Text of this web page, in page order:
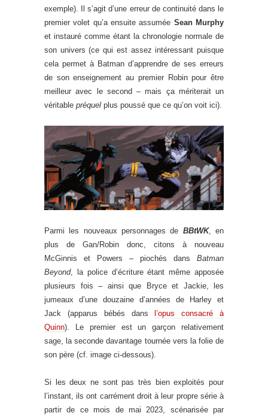
exemple). Il s’agit d’une erreur de continuité dans le
premier volet qu’a ensuite assumée Sean Murphy
et instauré comme étant la chronologie normale de
son univers (ce qui est assez intéressant puisque
cela permet à Batman d’apprendre de ses erreurs
de son enseignement au premier Robin pour être
meilleur avec le second – mais ça mériterait un
véritable préquel plus poussé que ce qu’on voit ici).
Parmi les nouveaux personnages de BBtWK, en
plus de Gan/Robin donc, citons à nouveau
McGinnis et Powers – piochés dans Batman
Beyond, la police d’écriture étant même apposée
plusieurs fois – ainsi que Bryce et Jackie, les
jumeaux d’une douzaine d’années de Harley et
Jack (apparus bébés dans
l’opus consacré à
Quinn). Le premier est un garçon relativement
sage, la seconde davantage tournée vers la folie de
son père (cf. image ci-dessous).
Si les deux ne sont pas très bien exploités pour
l’instant, ils ont carrément droit à leur propre série à
partir de ce mois de mai 2023, scénarisée par